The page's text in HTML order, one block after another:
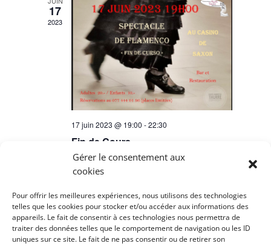
Gérer le consentement aux
cookies
Pour offrir les meilleures expériences, nous utilisons des technologies
telles que les cookies pour stocker et/ou accéder aux informations des
appareils. Le fait de consentir à ces technologies nous permettra de
traiter des données telles que le comportement de navigation ou les ID
uniques sur ce site. Le fait de ne pas consentir ou de retirer son
17
2023
17 juin 2023 @ 19:00 -22:30
Fin de Cours
Casino de SaxonRue du Casino 4, Saxon
28
2022